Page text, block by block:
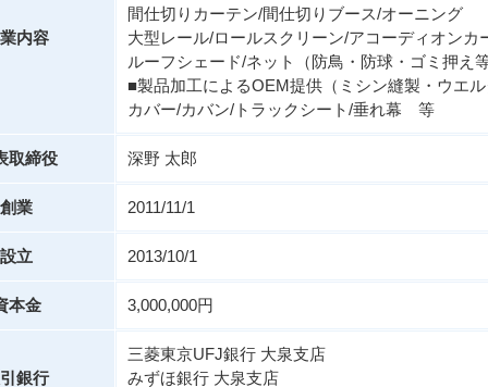
内容
間仕切りカーテン/間仕切りブース/オーニング
大型レール/ロールスクリーン/アコーディオンカ
ルーフシェード/ネット（防鳥・防球・ゴミ押え等
■製品加工によるOEM提供（ミシン縫製・ウエル
カバー/カバン/トラックシート/垂れ幕 等
取締役 深野 太郎
創業 2011/11/1
設立 2013/10/1
本金 3,000,000円
銀行
三菱東京UFJ銀行 大泉支店
みずほ銀行 大泉支店